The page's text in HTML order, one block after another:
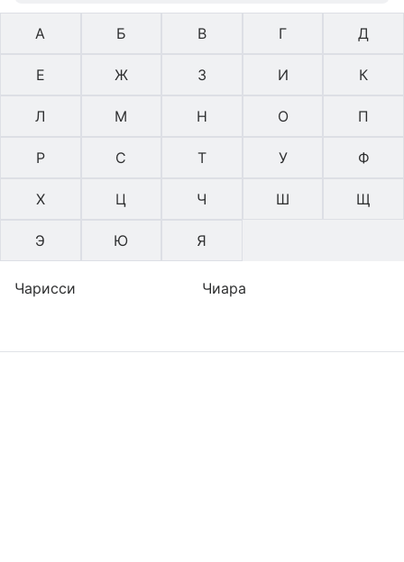
А Б В Г Д
Е Ж З И К
Л М Н О П
Р С Т У Ф
Х Ц Ч Ш Щ
Э Ю Я
Чарисси Чиара